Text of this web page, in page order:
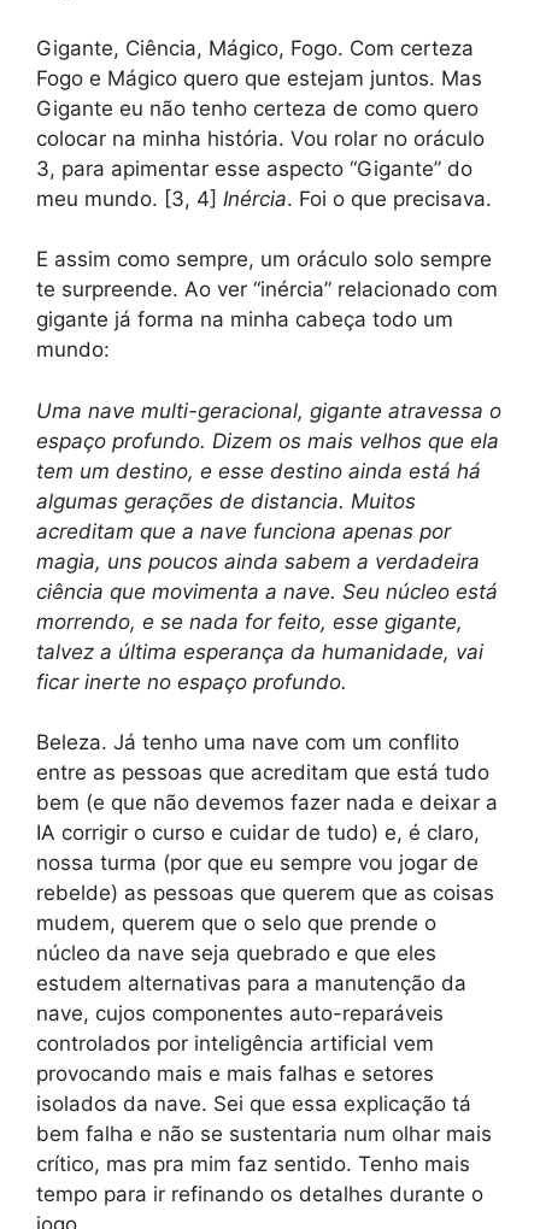
Gigante, Ciência, Mágico, Fogo. Com certeza
Fogo e Mágico quero que estejam juntos. Mas
Gigante eu não tenho certeza de como quero
colocar na minha história. Vou rolar no oráculo
3, para apimentar esse aspecto “Gigante” do
meu mundo. [3, 4] Inércia. Foi o que precisava.
E assim como sempre, um oráculo solo sempre
te surpreende. Ao ver “inércia” relacionado com
gigante já forma na minha cabeça todo um
mundo:
Uma nave multi-geracional, gigante atravessa o
espaço profundo. Dizem os mais velhos que ela
tem um destino, e esse destino ainda está há
algumas gerações de distancia. Muitos
acreditam que a nave funciona apenas por
magia, uns poucos ainda sabem a verdadeira
ciência que movimenta a nave. Seu núcleo está
morrendo, e se nada for feito, esse gigante,
talvez a última esperança da humanidade, vai
ficar inerte no espaço profundo.
Beleza. Já tenho uma nave com um conflito
entre as pessoas que acreditam que está tudo
bem (e que não devemos fazer nada e deixar a
IA corrigir o curso e cuidar de tudo) e, é claro,
nossa turma (por que eu sempre vou jogar de
rebelde) as pessoas que querem que as coisas
mudem, querem que o selo que prende o
núcleo da nave seja quebrado e que eles
estudem alternativas para a manutenção da
nave, cujos componentes auto-reparáveis
controlados por inteligência artificial vem
provocando mais e mais falhas e setores
isolados da nave. Sei que essa explicação tá
bem falha e não se sustentaria num olhar mais
crítico, mas pra mim faz sentido. Tenho mais
tempo para ir refinando os detalhes durante o
jogo.